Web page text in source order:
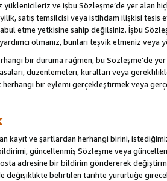
yüklenicileriz ve işbu Sözleşme’de yer alan
satış temsilcisi veya istihdam ilişkisi
etme yetkisine sahip değilsiniz. İşbu
olmanız, bunları teşvik etmeniz
bir duruma rağmen, bu Sözleşme’de
düzenlemeleri, kuralları veya
herhangi bir eylemi gerçekleştirmek veya
kayıt ve şartlardan herhangi birini,
güncellenmiş Sözleşme veya
adresine bir bildirim göndererek
değişiklikte belirtilen tarihte yürürlüğe